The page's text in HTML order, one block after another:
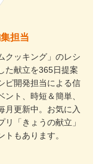
担当
クッキング」のレシ
た献立を365日提案
ピ開発担当による信
ト、時短＆簡単、
月更新中。お気に入
「きょうの献立」
もあります。